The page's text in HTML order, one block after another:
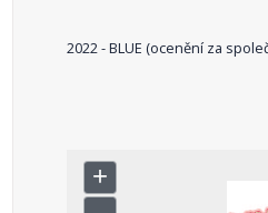
2022 - BLUE (ocenění za